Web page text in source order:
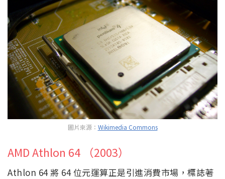
圖片來源： Wikimedia Commons
AMD Athlon 64 （2003）
Athlon 64 將 64 位元運算正是引進消費市場，標誌著